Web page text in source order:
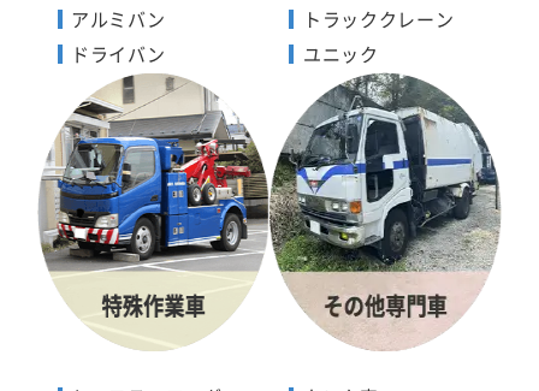
アルミバン
ドライバン
トラッククレーン
ユニック